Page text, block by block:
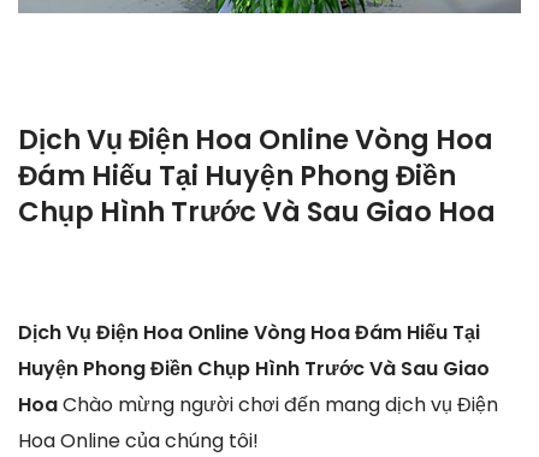
Dịch Vụ Điện Hoa Online Vòng Hoa
Đám Hiếu Tại Huyện Phong Điền
Chụp Hình Trước Và Sau Giao Hoa
Dịch Vụ Điện Hoa Online Vòng Hoa Đám Hiếu Tại
Huyện Phong Điền Chụp Hình Trước Và Sau Giao
HoaChào mừng người chơi đến mang dịch vụ Điện
Hoa Online của chúng tôi!